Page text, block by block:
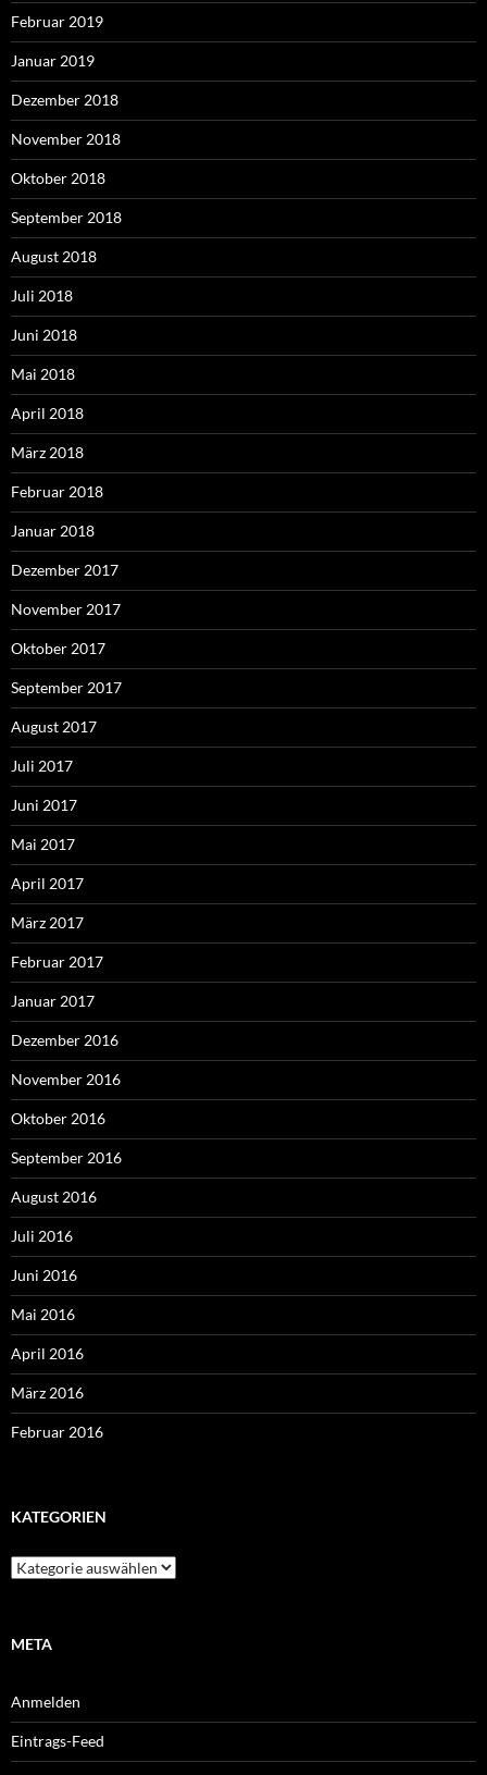
Februar 2019
Januar 2019
Dezember 2018
November 2018
Oktober 2018
September 2018
August 2018
Juli 2018
Juni 2018
Mai 2018
April 2018
März 2018
Februar 2018
Januar 2018
Dezember 2017
November 2017
Oktober 2017
September 2017
August 2017
Juli 2017
Juni 2017
Mai 2017
April 2017
März 2017
Februar 2017
Januar 2017
Dezember 2016
November 2016
Oktober 2016
September 2016
August 2016
Juli 2016
Juni 2016
Mai 2016
April 2016
März 2016
Februar 2016
KATEGORIEN
Kategorien
META
Anmelden
Eintrags-Feed